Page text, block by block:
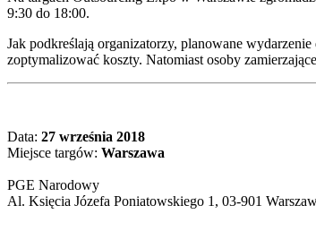
9:30 do 18:00.
Jak podkreślają organizatorzy, planowane
zoptymalizować koszty. Natomiast osoby
Data: 27 września 2018
Miejsce targów: Warszawa
PGE Narodowy
Al. Księcia Józefa Poniatowskiego 1, 03-901